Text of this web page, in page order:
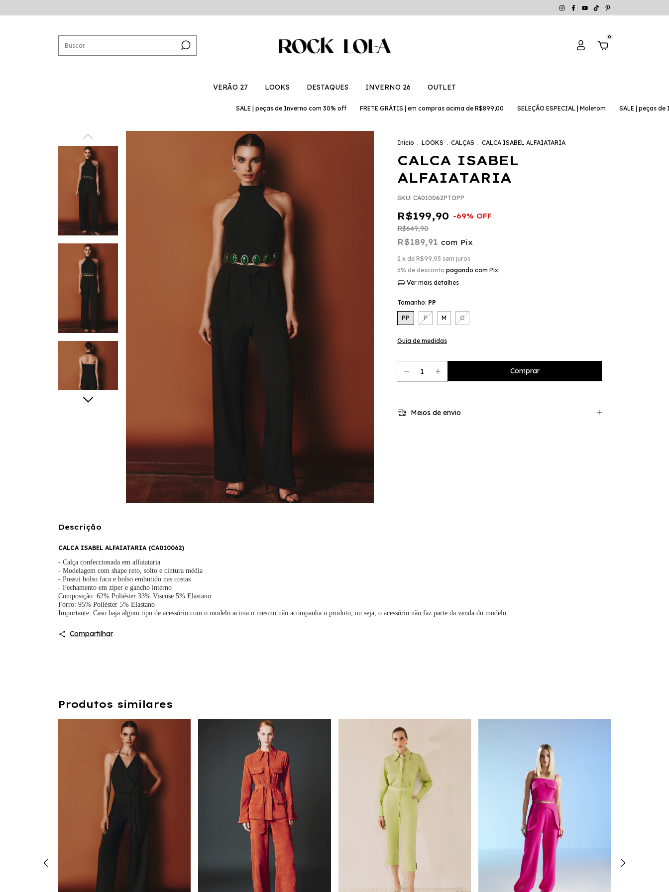
0
VERÃO 27 LOOKS DESTAQUES INVERNO 26 OUTLET
SALE | peças de Inverno com 30% off FRETE GRÁTIS | em compras acima de R$899,00 SELEÇÃO ESPECIAL | Moletom SALE | peças de
Início . LOOKS . CALÇAS . CALCA ISABEL ALFAIATARIA
CALCA ISABEL
ALFAIATARIA
SKU: CA010062PTOPP
R$199,90 -69% OFF
R$649,90
R$189,91 com Pix
2 x de R$99,95 sem juros
5% de desconto pagando com Pix
Ver mais detalhes
Tamanho: PP
PP P M G
Guia de medidas
Meios de envio
Descrição
CALCA ISABEL ALFAIATARIA (CA010062)
- Calça confeccionada em alfaiataria
- Modelagem com shape reto, solto e cintura média
- Possui bolso faca e bolso embutido nas costas
- Fechamento em zíper e gancho interno
Composição: 62% Poliéster 33% Viscose 5% Elastano
Forro: 95% Poliéster 5% Elastano
Importante: Caso haja algum tipo de acessório com o modelo acima o mesmo não acompanha o produto, ou seja, o acessório não faz parte da venda do modelo
Compartilhar
Produtos similares